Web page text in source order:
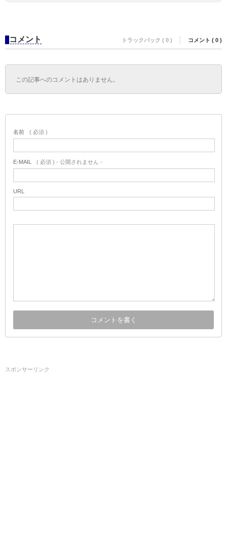
コメント トラックバック ( 0 ) コメント ( 0 )
この記事へのコメントはありません。
名前 ( 必須 )
E-MAIL ( 必須 ) - 公開されません -
URL
スポンサーリンク